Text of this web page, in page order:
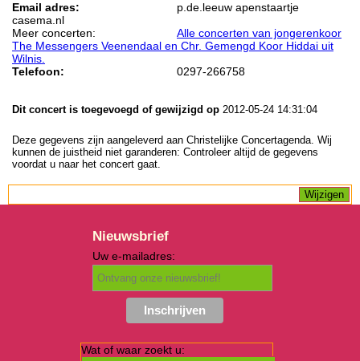
Email adres:
p.de.leeuw apenstaartje
casema.nl
Meer concerten:
Alle concerten van jongerenkoor
The Messengers Veenendaal en Chr. Gemengd Koor Hiddai uit
Wilnis.
Telefoon:
0297-266758
Dit concert is toegevoegd of gewijzigd op 2012-05-24 14:31:04
Deze gegevens zijn aangeleverd aan Christelijke Concertagenda. Wij
kunnen de juistheid niet garanderen: Controleer altijd de gegevens
voordat u naar het concert gaat.
Nieuwsbrief
Uw e-mailadres:
Wat of waar zoekt u: